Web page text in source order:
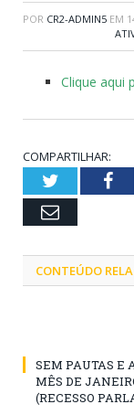
POR CR2-ADMIN5 EM
Clique aqui
COMPARTILHAR:
Twitter
Email
CONTEÚDO
SEM PAUTAS E
MÊS DE
(RECESSO